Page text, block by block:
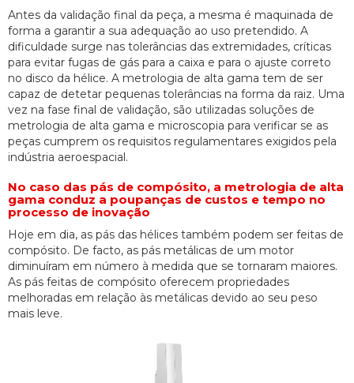
Antes da validação final da peça, a mesma é maquinada de
forma a garantir a sua adequação ao uso pretendido. A
dificuldade surge nas tolerâncias das extremidades, críticas
para evitar fugas de gás para a caixa e para o ajuste correto
no disco da hélice. A metrologia de alta gama tem de ser
capaz de detetar pequenas tolerâncias na forma da raiz. Uma
vez na fase final de validação, são utilizadas soluções de
metrologia de alta gama e microscopia para verificar se as
peças cumprem os requisitos regulamentares exigidos pela
indústria aeroespacial.
No caso das pás de compósito, a metrologia de alta
gama conduz a poupanças de custos e tempo no
processo de inovação
Hoje em dia, as pás das hélices também podem ser feitas de
compósito. De facto, as pás metálicas de um motor
diminuíram em número à medida que se tornaram maiores.
As pás feitas de compósito oferecem propriedades
melhoradas em relação às metálicas devido ao seu peso
mais leve.